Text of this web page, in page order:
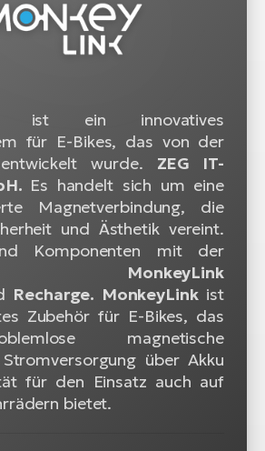
ist ein innovatives
für E-Bikes, das von der
wurde. ZEG IT-
Es handelt sich um eine
Magnetverbindung, die
und Ästhetik vereint.
Komponenten mit der
MonkeyLink
Recharge. MonkeyLinkist
Zubehör für E-Bikes, das
magnetische
über Akku
für den Einsatz auch auf
bietet.